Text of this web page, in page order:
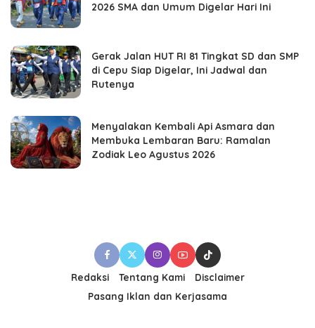
2026 SMA dan Umum Digelar Hari Ini
Gerak Jalan HUT RI 81 Tingkat SD dan SMP
di Cepu Siap Digelar, Ini Jadwal dan
Rutenya
Menyalakan Kembali Api Asmara dan
Membuka Lembaran Baru: Ramalan
Zodiak Leo Agustus 2026
Redaksi Tentang Kami
Disclaimer
Pasang Iklan dan Kerjasama